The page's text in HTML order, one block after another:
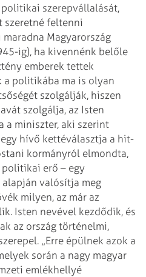
szerepvállalását,
szeretné feltenni
Magyarország
ig), ha kivennénk belőle
emberek tettek
a politikába ma is olyan
szolgálják, hiszen
szolgálja, az Isten
a miniszter, aki szerint
hívő kettéválasztja a hit­
kormányról elmondta,
erő – egy
valósítja meg
milyen, az már az
Isten nevével kezdődik, és
az ország történelmi,
„Erre épülnek azok a
során a nagy magyar
emlékhellyé